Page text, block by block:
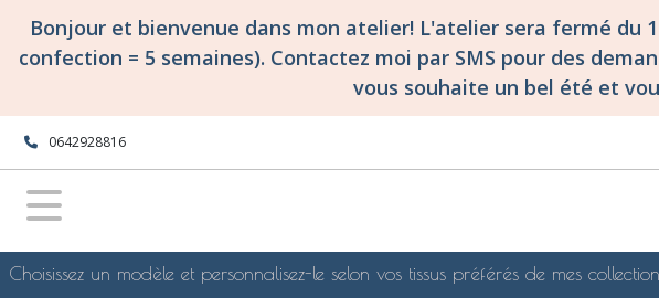
Bonjour et bienvenue dans mon atelier! L'atelier sera fermé du
confection = 5 semaines). Contactez moi par SMS pour des
vous souhaite un bel été et
0642928816
Choisissez un modèle et personnalisez-le selon vos tissus préférés de mes